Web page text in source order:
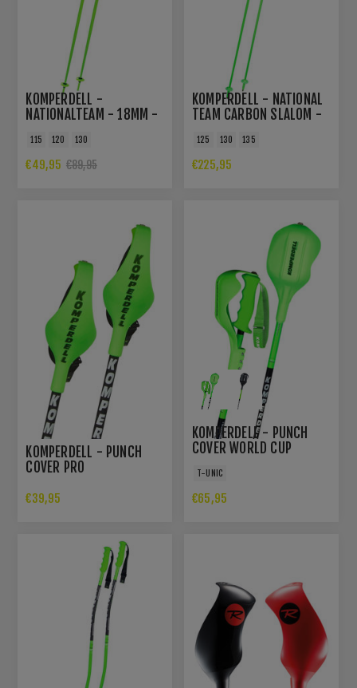
KOMPERDELL -
NATIONALTEAM - 18MM -
115 120 130
€49,95 €89,95
KOMPERDELL - NATIONAL
TEAM CARBON SLALOM -
SCI
125 130 135
€225,95
KOMPERDELL - PUNCH
COVER PRO
€39,95
KOMPERDELL - PUNCH
COVER WORLD CUP
T-UNIC
€65,95